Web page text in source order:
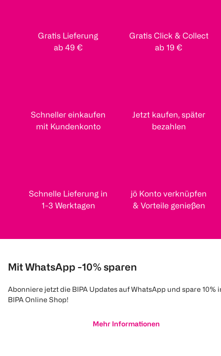
Gratis Lieferung
ab 49 €
Gratis Click & Collect
ab 19 €
Schneller einkaufen
mit Kundenkonto
Jetzt kaufen, später
bezahlen
Schnelle Lieferung in
1-3 Werktagen
jö Konto verknüpfen
& Vorteile genießen
Mit WhatsApp -10% sparen
Abonniere jetzt die BIPA Updates auf WhatsApp und spare 10%
BIPA Online Shop!
Mehr Informationen